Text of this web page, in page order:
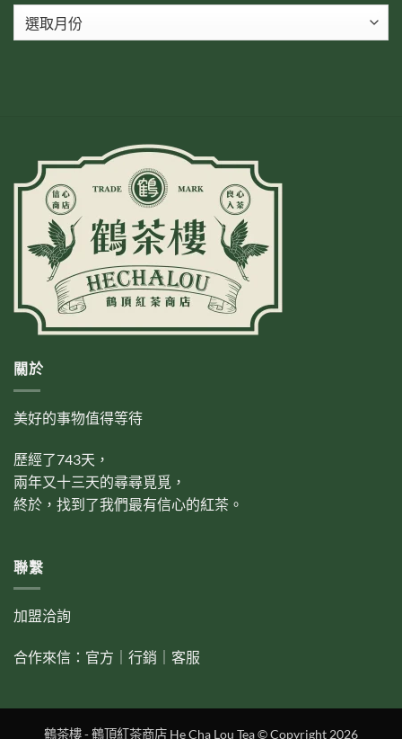
關於
美好的事物值得等待
歷經了743天，
兩年又十三天的尋尋覓覓，
終於，找到了我們最有信心的紅茶。
聯繫
加盟洽詢
合作來信： 官方 行銷 客服
鶴茶樓 - 鶴頂紅茶商店 He Cha Lou Tea © Copyright 2026